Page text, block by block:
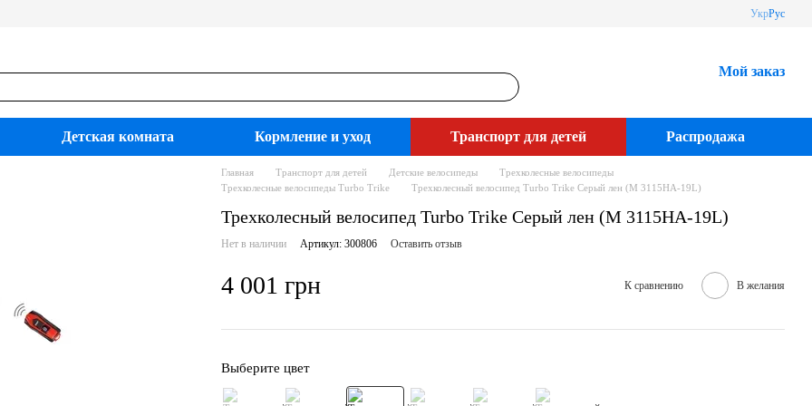
УкрРус
Мой заказ
Детская комната Кормление и уход Транспорт для детей Распродажа
Главная Транспорт для детей Детские велосипеды
Трехколесные велосипеды
Трехколесные велосипеды Turbo Trike
Трехколесный велосипед Turbo Trike Серый лен (M 3115HA-19L)
Трехколесный велосипед Turbo Trike Серый лен (M 3115HA-19L)
Нет в наличии Артикул: 300806 Оставить отзыв
4 001 грн К сравнению В желания
Выберите цвет